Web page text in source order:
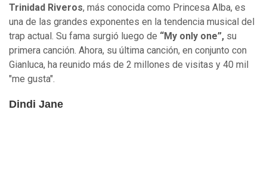
Trinidad Riveros, más conocida como Princesa Alba, es
una de las grandes exponentes en la tendencia musical del
trap actual. Su fama surgió luego de “My only one”, su
primera canción. Ahora, su última canción, en conjunto con
Gianluca, ha reunido más de 2 millones de visitas y 40 mil
"me gusta".
Dindi Jane